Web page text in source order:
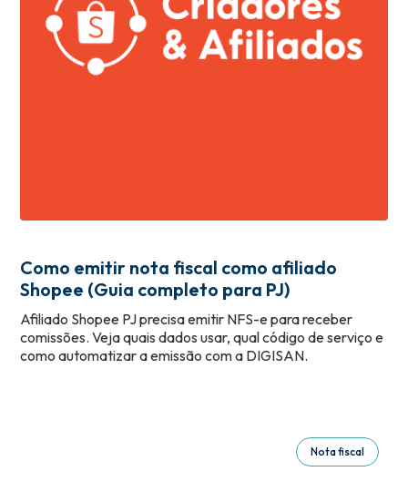
Como emitir nota fiscal como afiliado
Shopee (Guia completo para PJ)
Afiliado Shopee PJ precisa emitir NFS-e para receber
comissões. Veja quais dados usar, qual código de serviço e
como automatizar a emissão com a DIGISAN.
Nota fiscal